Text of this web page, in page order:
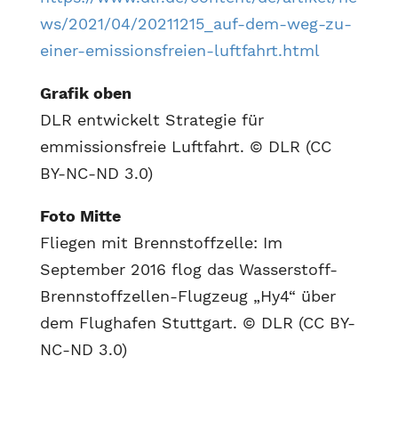
ws/2021/04/20211215_auf-dem-weg-zu-
einer-emissionsfreien-luftfahrt.html
Grafik oben
DLR entwickelt Strategie für
emmissionsfreie Luftfahrt. © DLR (CC
BY-NC-ND 3.0)
Foto Mitte
Fliegen mit Brennstoffzelle: Im
September 2016 flog das Wasserstoff-
Brennstoffzellen-Flugzeug „Hy4“ über
dem Flughafen Stuttgart. © DLR (CC BY-
NC-ND 3.0)